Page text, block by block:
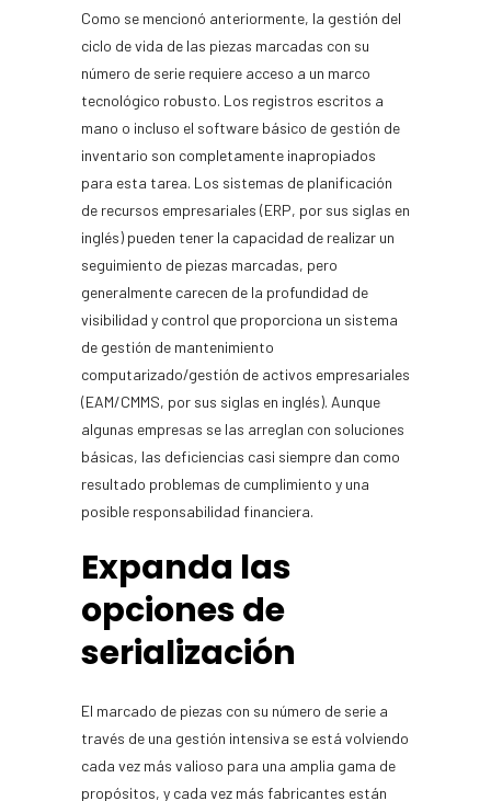
Como se mencionó anteriormente, la gestión del
ciclo de vida de las piezas marcadas con su
número de serie requiere acceso a un marco
tecnológico robusto. Los registros escritos a
mano o incluso el software básico de gestión de
inventario son completamente inapropiados
para esta tarea. Los sistemas de planificación
de recursos empresariales (ERP, por sus siglas en
inglés) pueden tener la capacidad de realizar un
seguimiento de piezas marcadas, pero
generalmente carecen de la profundidad de
visibilidad y control que proporciona un sistema
de gestión de mantenimiento
computarizado/gestión de activos empresariales
(EAM/CMMS, por sus siglas en inglés). Aunque
algunas empresas se las arreglan con soluciones
básicas, las deficiencias casi siempre dan como
resultado problemas de cumplimiento y una
posible responsabilidad financiera.
Expanda las
opciones de
serialización
El marcado de piezas con su número de serie a
través de una gestión intensiva se está volviendo
cada vez más valioso para una amplia gama de
propósitos, y cada vez más fabricantes están